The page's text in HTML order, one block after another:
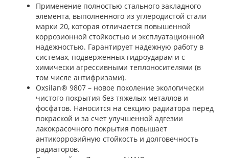
Применение полностью стального закладного
элемента, выполненного из углеродистой стали
марки 20, которая отличается повышенной
коррозионной стойкостью и эксплуатационной
надежностью. Гарантирует надежную работу в
системах, подверженных гидроударам и с
химически агрессивными теплоносителями (в
том числе антифризами).
Oxsilan® 9807 – новое поколение экологически
чистого покрытия без тяжелых металлов и
фосфатов. Наносится на секцию радиатора перед
покраской и за счет улучшенной адгезии
лакокрасочного покрытия повышает
антикоррозийную стойкость и долговечность
радиаторов.